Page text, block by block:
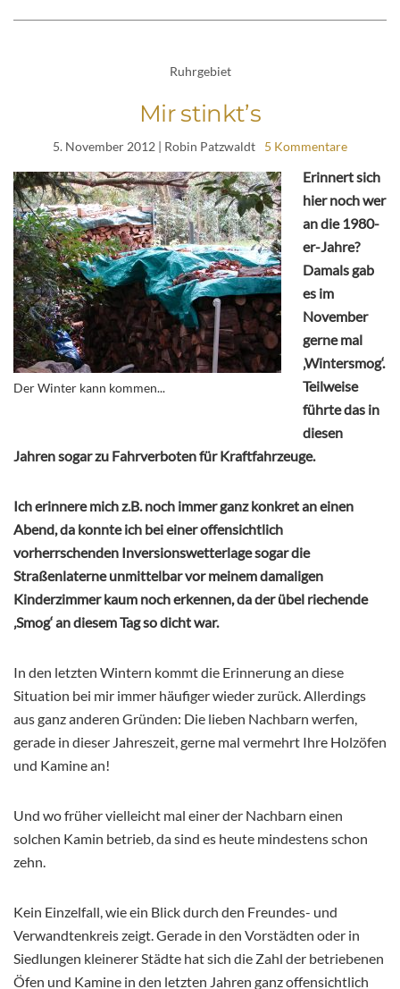
Ruhrgebiet
Mir stinkt’s
5. November 2012 | Robin Patzwaldt 5 Kommentare
Der Winter kann kommen...
Erinnert sich
hier noch wer
an die 1980-
er-Jahre?
Damals gab
es im
November
gerne mal
‚Wintersmog‘.
Teilweise
führte das in
diesen
Jahren sogar zu Fahrverboten für Kraftfahrzeuge.
Ich erinnere mich z.B. noch immer ganz konkret an einen
Abend, da konnte ich bei einer offensichtlich
vorherrschenden Inversionswetterlage sogar die
Straßenlaterne unmittelbar vor meinem damaligen
Kinderzimmer kaum noch erkennen, da der übel riechende
‚Smog‘ an diesem Tag so dicht war.
In den letzten Wintern kommt die Erinnerung an diese
Situation bei mir immer häufiger wieder zurück. Allerdings
aus ganz anderen Gründen: Die lieben Nachbarn werfen,
gerade in dieser Jahreszeit, gerne mal vermehrt Ihre Holzöfen
und Kamine an!
Und wo früher vielleicht mal einer der Nachbarn einen
solchen Kamin betrieb, da sind es heute mindestens schon
zehn.
Kein Einzelfall, wie ein Blick durch den Freundes- und
Verwandtenkreis zeigt. Gerade in den Vorstädten oder in
Siedlungen kleinerer Städte hat sich die Zahl der betriebenen
Öfen und Kamine in den letzten Jahren ganz offensichtlich